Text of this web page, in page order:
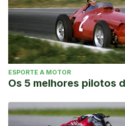
de-coubertin-the-french-
the-modern-olympic-games
ESPORTE A MOTOR
Os 5 melhores pilotos